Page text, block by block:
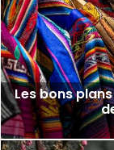
Les bons